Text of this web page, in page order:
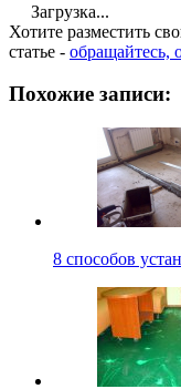
Загрузка...
Хотите разместить
статье - обращайтесь,
Похожие записи:
8 способов